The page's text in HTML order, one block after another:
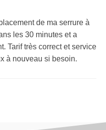
de ma serrure à
les 30 minutes et a
Tarif très correct et service
à nouveau si besoin.